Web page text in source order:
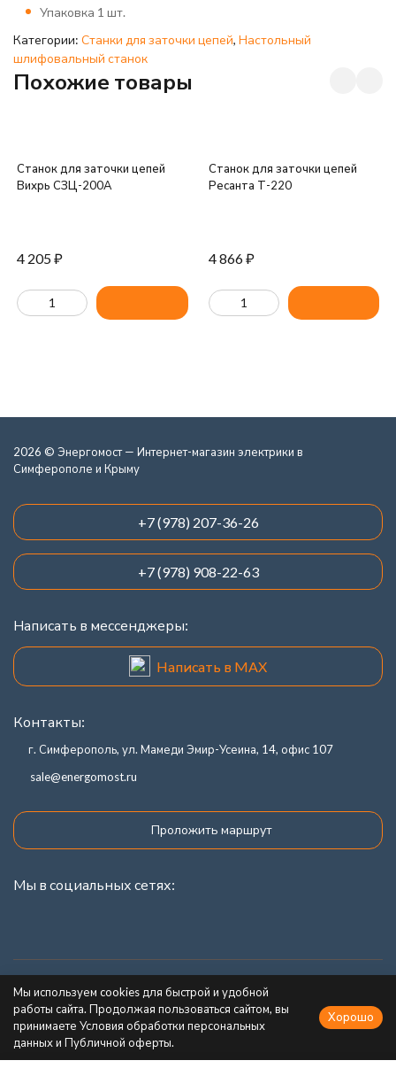
Упаковка 1 шт.
Категории: Станки для заточки цепей, Настольный
шлифовальный станок
Похожие товары
Станок для заточки цепей
Вихрь СЗЦ-200А
4 205₽
Станок для заточки цепей
Ресанта Т-220
4 866₽
2026 © Энергомост — Интернет-магазин электрики в
Симферополе и Крыму
+7 (978) 207-36-26
+7 (978) 908-22-63
Написать в мессенджеры:
Написать в MAX
Контакты:
г. Симферополь, ул. Мамеди Эмир-Усеина, 14, офис 107
sale@energomost.ru
Проложить маршрут
Мы в социальных сетях:
Каталог товаров
Информация
Мы используем cookies для быстрой и удобной
работы сайта. Продолжая пользоваться сайтом, вы
принимаете Условия обработки персональных
данных и Публичной оферты.
Хорошо